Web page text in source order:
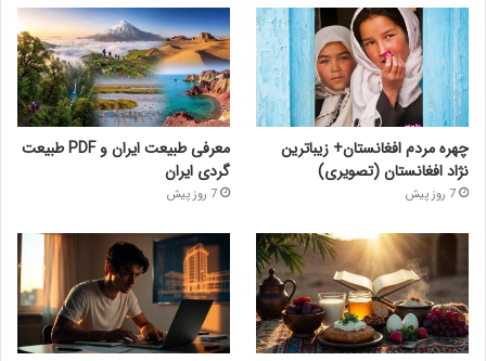
چهره مردم افغانستان+ زیباترین
نژاد افغانستان (تصویری)
7 روز پیش
معرفی طبیعت ایران و PDF طبیعت
گردی ایران
7 روز پیش